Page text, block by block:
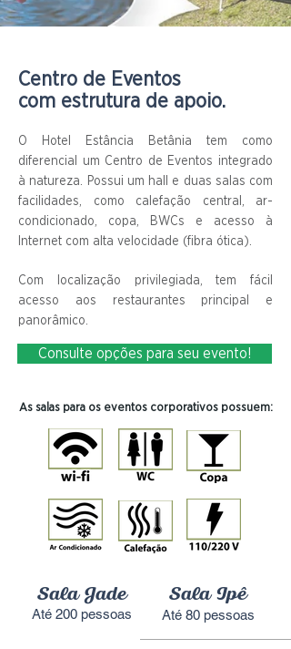
Centro de Eventos
com estrutura de apoio.
O Hotel Estância Betânia tem como
diferencial um Centro de Eventos integrado
à natureza. Possui um hall e duas salas com
facilidades, como calefação central, ar-
condicionado, copa, BWCs e acesso à
Internet com alta velocidade (fibra ótica).
Com localização privilegiada, tem fácil
acesso aos restaurantes principal e
panorâmico.
Consulte opções para seu evento!
As salas para os eventos corporativos possuem:
Sala Jade
Até 200 pessoas
Sala Ipê
Até 80 pessoas